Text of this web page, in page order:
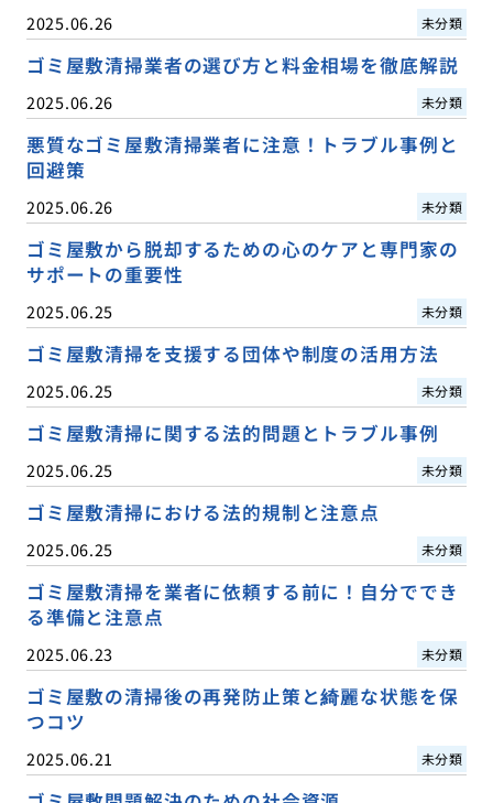
2025.06.26 未分類
ゴミ屋敷清掃業者の選び方と料金相場を徹底解説
2025.06.26 未分類
悪質なゴミ屋敷清掃業者に注意！トラブル事例と
回避策
2025.06.26 未分類
ゴミ屋敷から脱却するための心のケアと専門家の
サポートの重要性
2025.06.25 未分類
ゴミ屋敷清掃を支援する団体や制度の活用方法
2025.06.25 未分類
ゴミ屋敷清掃に関する法的問題とトラブル事例
2025.06.25 未分類
ゴミ屋敷清掃における法的規制と注意点
2025.06.25 未分類
ゴミ屋敷清掃を業者に依頼する前に！自分ででき
る準備と注意点
2025.06.23 未分類
ゴミ屋敷の清掃後の再発防止策と綺麗な状態を保
つコツ
2025.06.21 未分類